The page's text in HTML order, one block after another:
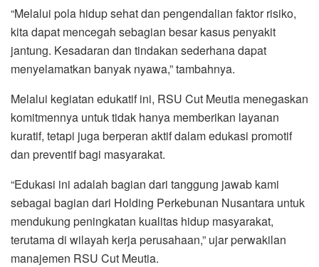
“Melalui pola hidup sehat dan pengendalian faktor risiko,
kita dapat mencegah sebagian besar kasus penyakit
jantung. Kesadaran dan tindakan sederhana dapat
menyelamatkan banyak nyawa,” tambahnya.
Melalui kegiatan edukatif ini, RSU Cut Meutia menegaskan
komitmennya untuk tidak hanya memberikan layanan
kuratif, tetapi juga berperan aktif dalam edukasi promotif
dan preventif bagi masyarakat.
“Edukasi ini adalah bagian dari tanggung jawab kami
sebagai bagian dari Holding Perkebunan Nusantara untuk
mendukung peningkatan kualitas hidup masyarakat,
terutama di wilayah kerja perusahaan,” ujar perwakilan
manajemen RSU Cut Meutia.